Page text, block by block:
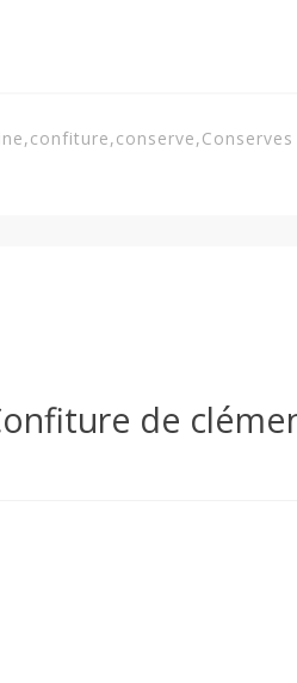
,confiture,conserve,
de